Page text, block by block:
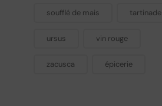
soufflé de mais tartinade
ursus vin rouge
zacusca épicerie